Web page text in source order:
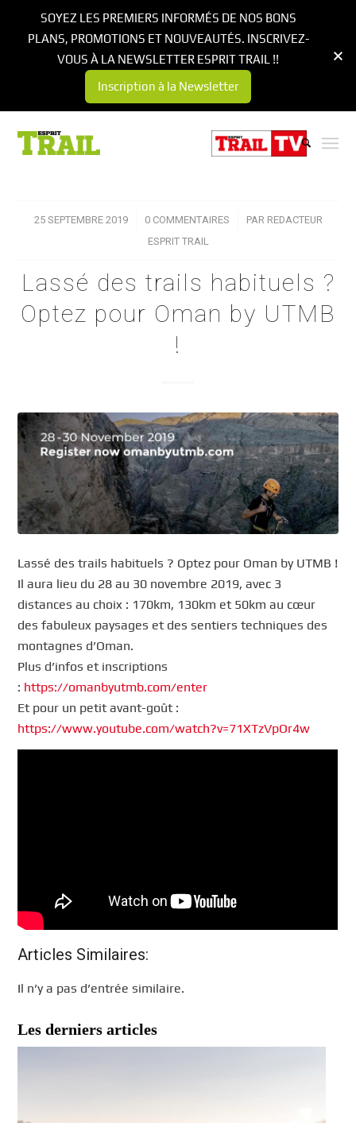
25 SEPTEMBRE 2019
/ 0 COMMENTAIRES
/ PAR REDACTEUR
ESPRIT TRAIL
Lassé des trails habituels ?
Optez pour Oman by UTMB
!
Lassé des trails habituels ? Optez pour Oman by UTMB !
Il aura lieu du 28 au 30 novembre 2019, avec 3
distances au choix : 170km, 130km et 50km au cœur
des fabuleux paysages et des sentiers techniques des
montagnes d’Oman.
Plus d’infos et inscriptions
: https://omanbyutmb.com/enter
Et pour un petit avant-goût :
https://www.youtube.com/watch?v=71XTzVpOr4w
Articles Similaires:
Il n’y a pas d’entrée similaire.
Les derniers articles
SOYEZ LES PREMIERS INFORMÉS DE NOS BONS
PLANS, PROMOTIONS ET NOUVEAUTÉS. INSCRIVEZ-
VOUS À LA NEWSLETTER ESPRIT TRAIL !!
Inscription à la Newsletter